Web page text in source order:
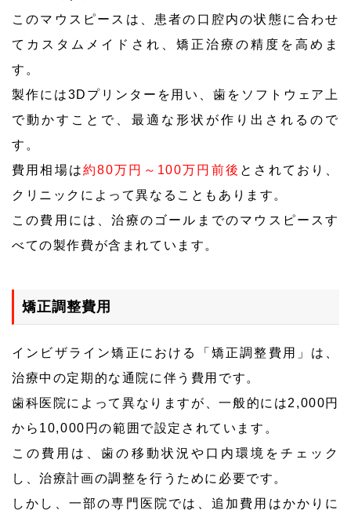
このマウスピースは、患者の口腔内の状態に合わせ
てカスタムメイドされ、矯正治療の精度を高めま
す。
製作には3Dプリンターを用い、歯をソフトウェア上
で動かすことで、最適な形状が作り出されるので
す。
費用相場は約80万円～100万円前後 とされており、
クリニックによって異なることもあります。
この費用には、治療のゴールまでのマウスピースす
べての製作費が含まれています。
矯正調整費用
インビザライン矯正における「矯正調整費用」は、
治療中の定期的な通院に伴う費用です。
歯科医院によって異なりますが、一般的には2,000円
から10,000円の範囲で設定されています。
この費用は、歯の移動状況や口内環境をチェック
し、治療計画の調整を行うために必要です。
しかし、一部の専門医院では、追加費用はかかりに